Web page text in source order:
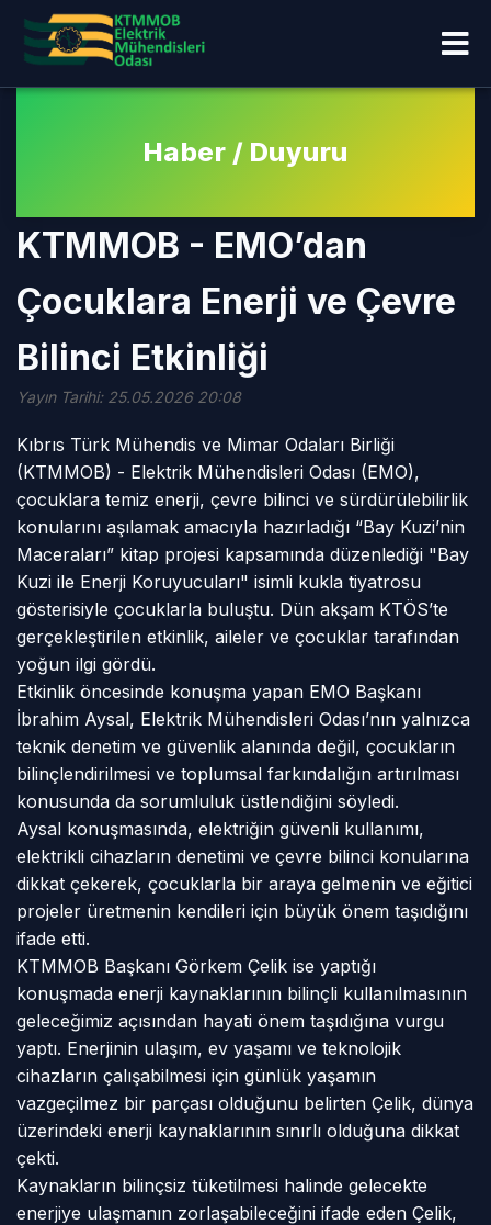
Haber / Duyuru
KTMMOB - EMO’dan
Çocuklara Enerji ve Çevre
Bilinci Etkinliği
Yayın Tarihi: 25.05.2026 20:08
Kıbrıs Türk Mühendis ve Mimar Odaları Birliği
(KTMMOB) - Elektrik Mühendisleri Odası (EMO),
çocuklara temiz enerji, çevre bilinci ve sürdürülebilirlik
konularını aşılamak amacıyla hazırladığı “Bay Kuzi’nin
Maceraları” kitap projesi kapsamında düzenlediği "Bay
Kuzi ile Enerji Koruyucuları" isimli kukla tiyatrosu
gösterisiyle çocuklarla buluştu. Dün akşam KTÖS’te
gerçekleştirilen etkinlik, aileler ve çocuklar tarafından
yoğun ilgi gördü.
Etkinlik öncesinde konuşma yapan EMO Başkanı
İbrahim Aysal, Elektrik Mühendisleri Odası’nın yalnızca
teknik denetim ve güvenlik alanında değil, çocukların
bilinçlendirilmesi ve toplumsal farkındalığın artırılması
konusunda da sorumluluk üstlendiğini söyledi.
Aysal konuşmasında, elektriğin güvenli kullanımı,
elektrikli cihazların denetimi ve çevre bilinci konularına
dikkat çekerek, çocuklarla bir araya gelmenin ve eğitici
projeler üretmenin kendileri için büyük önem taşıdığını
ifade etti.
KTMMOB Başkanı Görkem Çelik ise yaptığı
konuşmada enerji kaynaklarının bilinçli kullanılmasının
geleceğimiz açısından hayati önem taşıdığına vurgu
yaptı. Enerjinin ulaşım, ev yaşamı ve teknolojik
cihazların çalışabilmesi için günlük yaşamın
vazgeçilmez bir parçası olduğunu belirten Çelik, dünya
üzerindeki enerji kaynaklarının sınırlı olduğuna dikkat
çekti.
Kaynakların bilinçsiz tüketilmesi halinde gelecekte
enerjiye ulaşmanın zorlaşabileceğini ifade eden Çelik,